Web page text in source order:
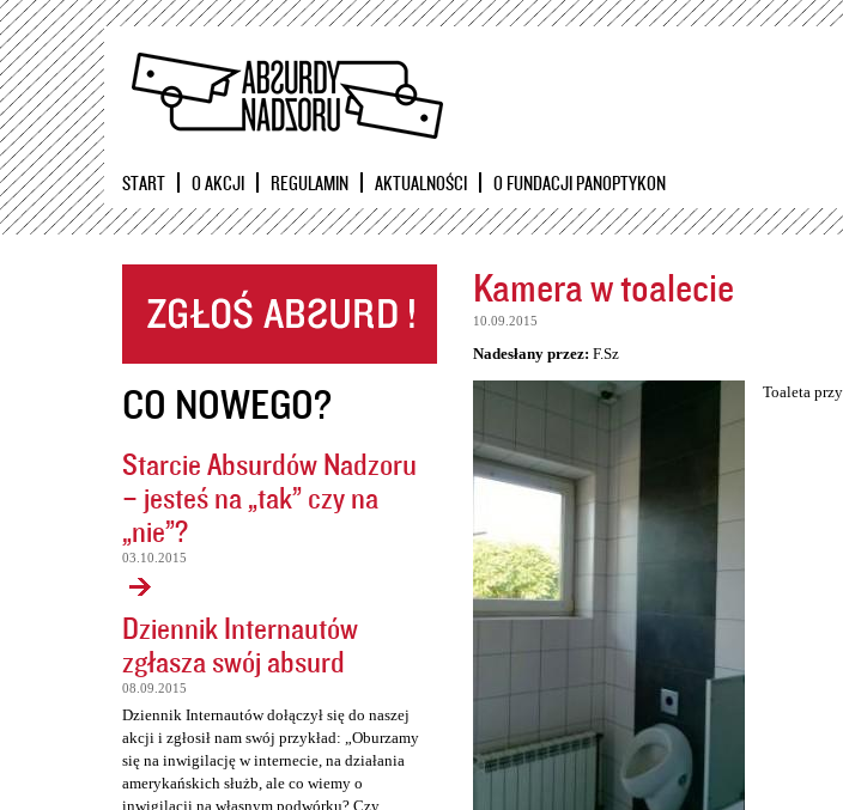
Przejdź
START O AKCJI REGULAMIN AKTUALNOŚCI O FUNDACJI PANOPTYKON
CO NOWEGO?
Starcie Absurdów Nadzoru
– jesteś na „tak” czy na
„nie”?
03.10.2015
Dziennik Internautów
zgłasza swój absurd
08.09.2015
Dziennik Internautów dołączył się do naszej
akcji i zgłosił nam swój przykład: „Oburzamy
się na inwigilację w internecie, na działania
amerykańskich służb, ale co wiemy o
inwigilacji na własnym podwórku? Czy
Kamera w toalecie
10.09.2015
Nadesłany przez: F.Sz
Toaleta